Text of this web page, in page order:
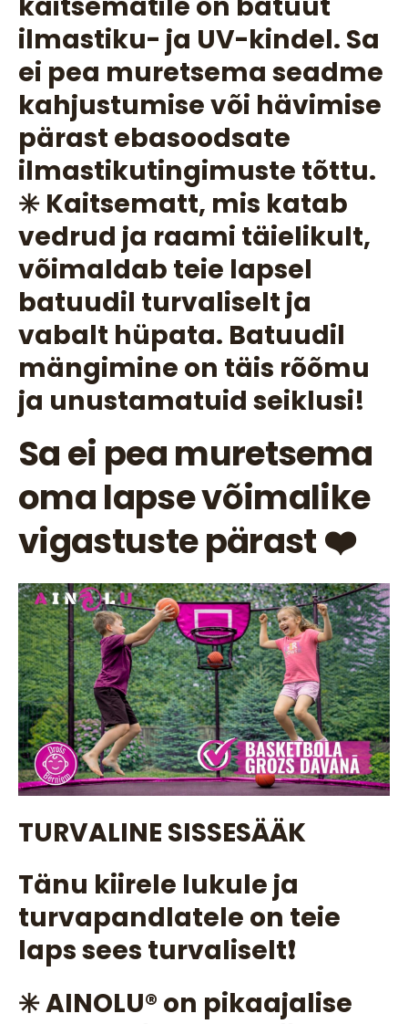
ilmastiku- ja UV-kindel. Sa
ei pea muretsema seadme
kahjustumise või hävimise
pärast ebasoodsate
ilmastikutingimuste tõttu.
✳️ Kaitsematt, mis katab
vedrud ja raami täielikult,
võimaldab teie lapsel
batuudil turvaliselt ja
vabalt hüpata. Batuudil
mängimine on täis rõõmu
ja unustamatuid seiklusi!
Sa ei pea muretsema
oma lapse võimalike
vigastuste pärast ❤️
TURVALINE SISSESÄÄK
Tänu kiirele lukule ja
turvapandlatele on teie
laps sees turvaliselt❗
✳️ AINOLU®️ on pikaajalise